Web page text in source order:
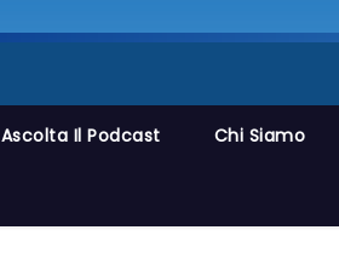
Ascolta Il Podcast Chi Siamo